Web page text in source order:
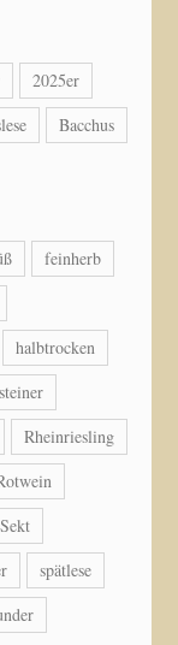
2025er
Bacchus
feinherb
halbtrocken
Rheinriesling
Sekt
spätlese